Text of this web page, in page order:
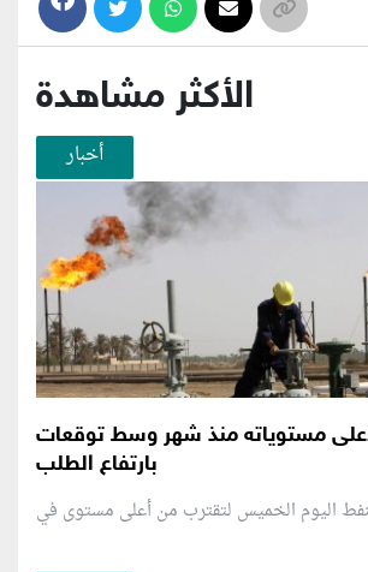
الأكثر مشاهدة
أخبار
مستوياته منذ شهر وسط توقعات
بارتفاع الطلب